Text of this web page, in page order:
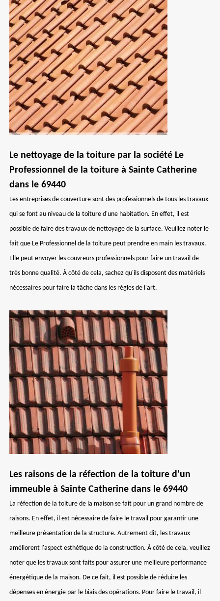
Le nettoyage de la toiture par la société Le
Professionnel de la toiture à Sainte Catherine
dans le 69440
Les entreprises de couverture sont des professionnels de tous les travaux
qui se font au niveau de la toiture d'une habitation. En effet, il est
possible de faire des travaux de nettoyage de la surface. Veuillez noter le
fait que Le Professionnel de la toiture peut prendre en main les travaux.
Elle peut envoyer les couvreurs professionnels pour faire un travail de
très bonne qualité. À côté de cela, sachez qu'ils disposent des matériels
nécessaires pour faire la tâche dans les règles de l'art.
Les raisons de la réfection de la toiture d'un
immeuble à Sainte Catherine dans le 69440
La réfection de la toiture de la maison se fait pour un grand nombre de
raisons. En effet, il est nécessaire de faire le travail pour garantir une
meilleure présentation de la structure. Autrement dit, les travaux
améliorent l'aspect esthétique de la construction. À côté de cela, veuillez
noter que les travaux sont faits pour assurer une meilleure performance
énergétique de la maison. De ce fait, il est possible de réduire les
dépenses en énergie par le biais des opérations. Pour faire le travail, il